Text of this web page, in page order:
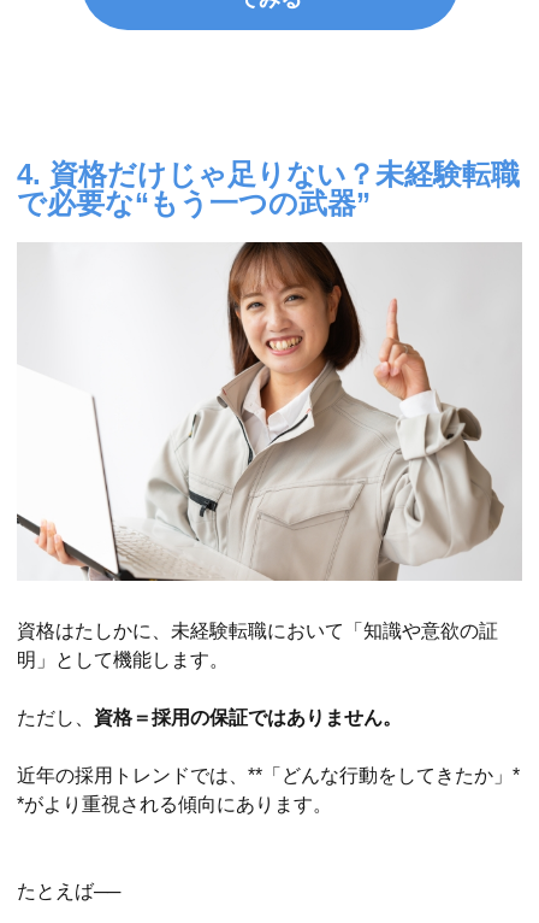
4. 資格だけじゃ足りない？未経験転職
で必要な“もう一つの武器”
資格はたしかに、未経験転職において「知識や意欲の証
明」として機能します。
ただし、 資格＝採用の保証ではありません。
近年の採用トレンドでは、**「どんな行動をしてきたか」*
*がより重視される傾向にあります。
たとえば──